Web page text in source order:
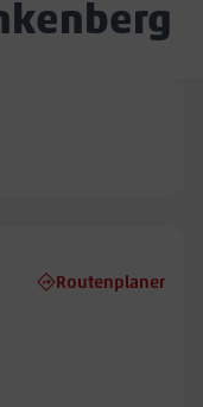
Routenplaner